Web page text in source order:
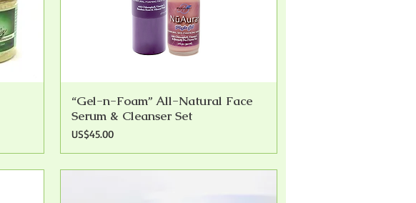
快速瀏覽
“Gel-n-Foam” All-Natural Face
Serum & Cleanser Set
價格
US$45.00